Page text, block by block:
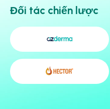
Đối tác chiến lược